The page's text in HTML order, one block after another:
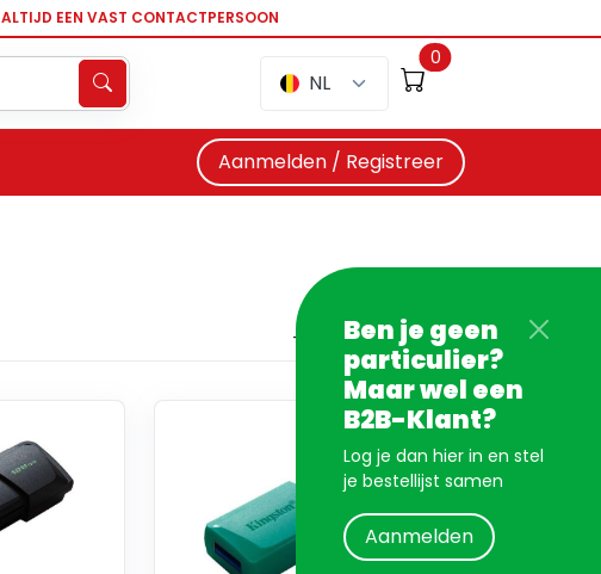
ALTIJD EEN VAST CONTACTPERSOON
NL
0
Aanmelden / Registreer
Ben je geen
particulier?
Maar wel een
B2B-Klant?
Log je dan hier in en stel
je bestellijst samen
Aanmelden